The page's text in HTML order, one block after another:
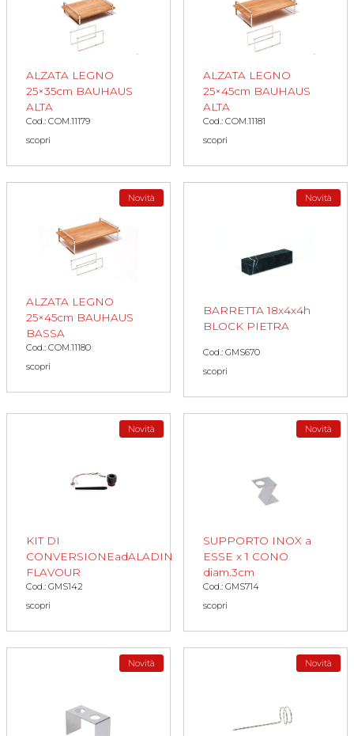
ALZATA LEGNO
25×35cm BAUHAUS
ALTA
Cod.: COM.11179
scopri
ALZATA LEGNO
25×45cm BAUHAUS
ALTA
Cod.: COM.11181
scopri
Novità
ALZATA LEGNO
25×45cm BAUHAUS
BASSA
Cod.: COM.11180
scopri
Novità
BARRETTA 18x4x4h
BLOCK PIETRA
Cod.: GMS670
scopri
Novità
KIT DI
CONVERSIONEadALADIN
FLAVOUR
Cod.: GMS142
scopri
Novità
SUPPORTO INOX a
ESSE x 1 CONO
diam.3cm
Cod.: GMS714
scopri
Novità Novità